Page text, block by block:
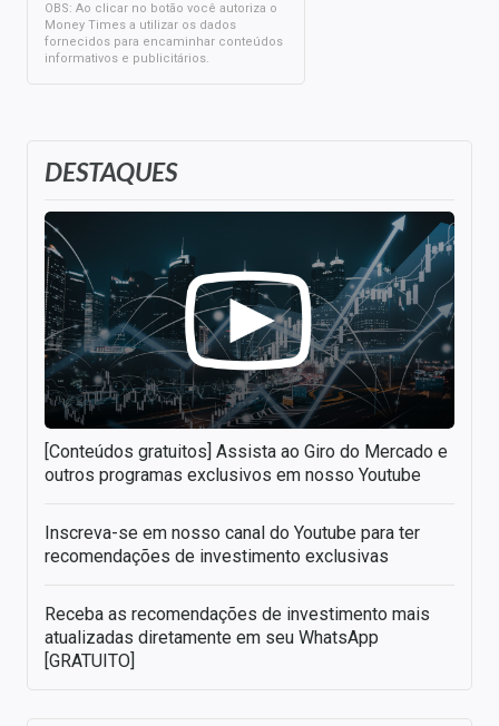
DESTAQUES
[Conteúdos gratuitos] Assista ao Giro do Mercado e
outros programas exclusivos em nosso Youtube
Inscreva-se em nosso canal do Youtube para ter
recomendações de investimento exclusivas
Receba as recomendações de investimento mais
atualizadas diretamente em seu WhatsApp
[GRATUITO]
OBS: Ao clicar no botão você autoriza o
Money Times a utilizar os dados
fornecidos para encaminhar conteúdos
informativos e publicitários.